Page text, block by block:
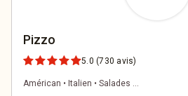
Pizzo
5.0 (730 avis)
Américan • Italien • Salades ...